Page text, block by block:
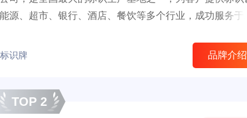
源、超市、银行、酒店、餐饮等多个行业，成功服务于
识牌 品牌介绍
TOP 2